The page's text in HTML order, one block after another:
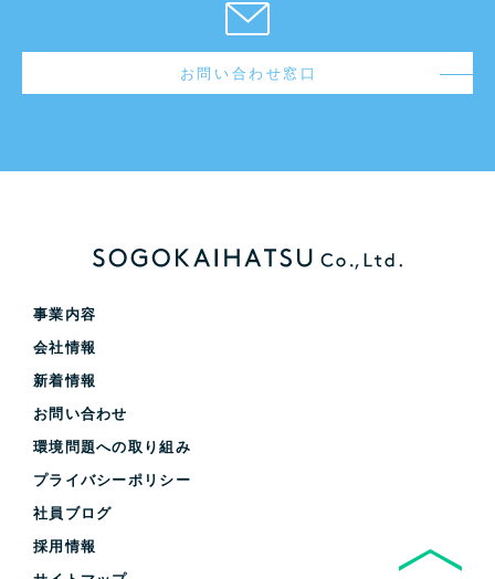
お問い合わせ窓口
事業内容
会社情報
新着情報
お問い合わせ
環境問題への取り組み
プライバシーポリシー
社員ブログ
採用情報